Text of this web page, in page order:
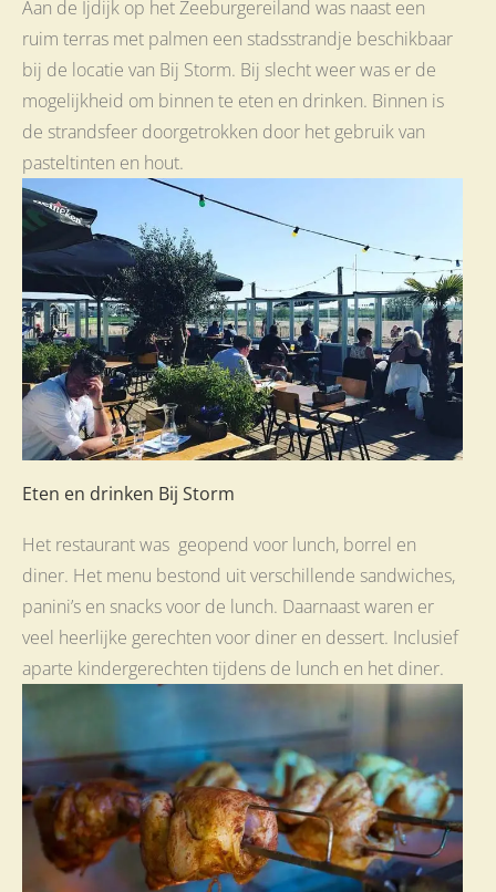
Aan de Ijdijk op het Zeeburgereiland was naast een
ruim terras met palmen een stadsstrandje beschikbaar
bij de locatie van Bij Storm. Bij slecht weer was er de
mogelijkheid om binnen te eten en drinken. Binnen is
de strandsfeer doorgetrokken door het gebruik van
pasteltinten en hout.
Eten en drinken Bij Storm
Het restaurant was geopend voor lunch, borrel en
diner. Het menu bestond uit verschillende sandwiches,
panini’s en snacks voor de lunch. Daarnaast waren er
veel heerlijke gerechten voor diner en dessert. Inclusief
aparte kindergerechten tijdens de lunch en het diner.